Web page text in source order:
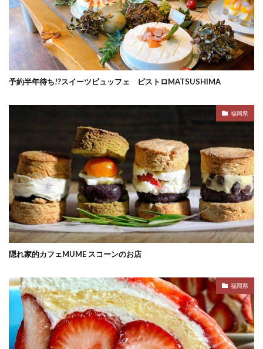
予約半年待ち!?スイーツビュッフェ ビストロMATSUSHIMA
福岡県
隠れ家的カフェMUME スコーンのお店
福岡県